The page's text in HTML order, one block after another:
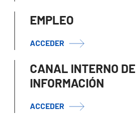
EMPLEO
ACCEDER
CANAL INTERNO DE
INFORMACIÓN
ACCEDER